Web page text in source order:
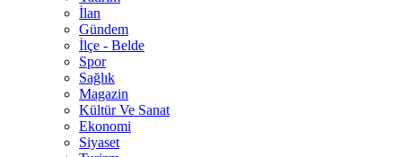
İlan
Gündem
İlçe - Belde
Spor
Sağlık
Magazin
Kültür Ve Sanat
Ekonomi
Siyaset